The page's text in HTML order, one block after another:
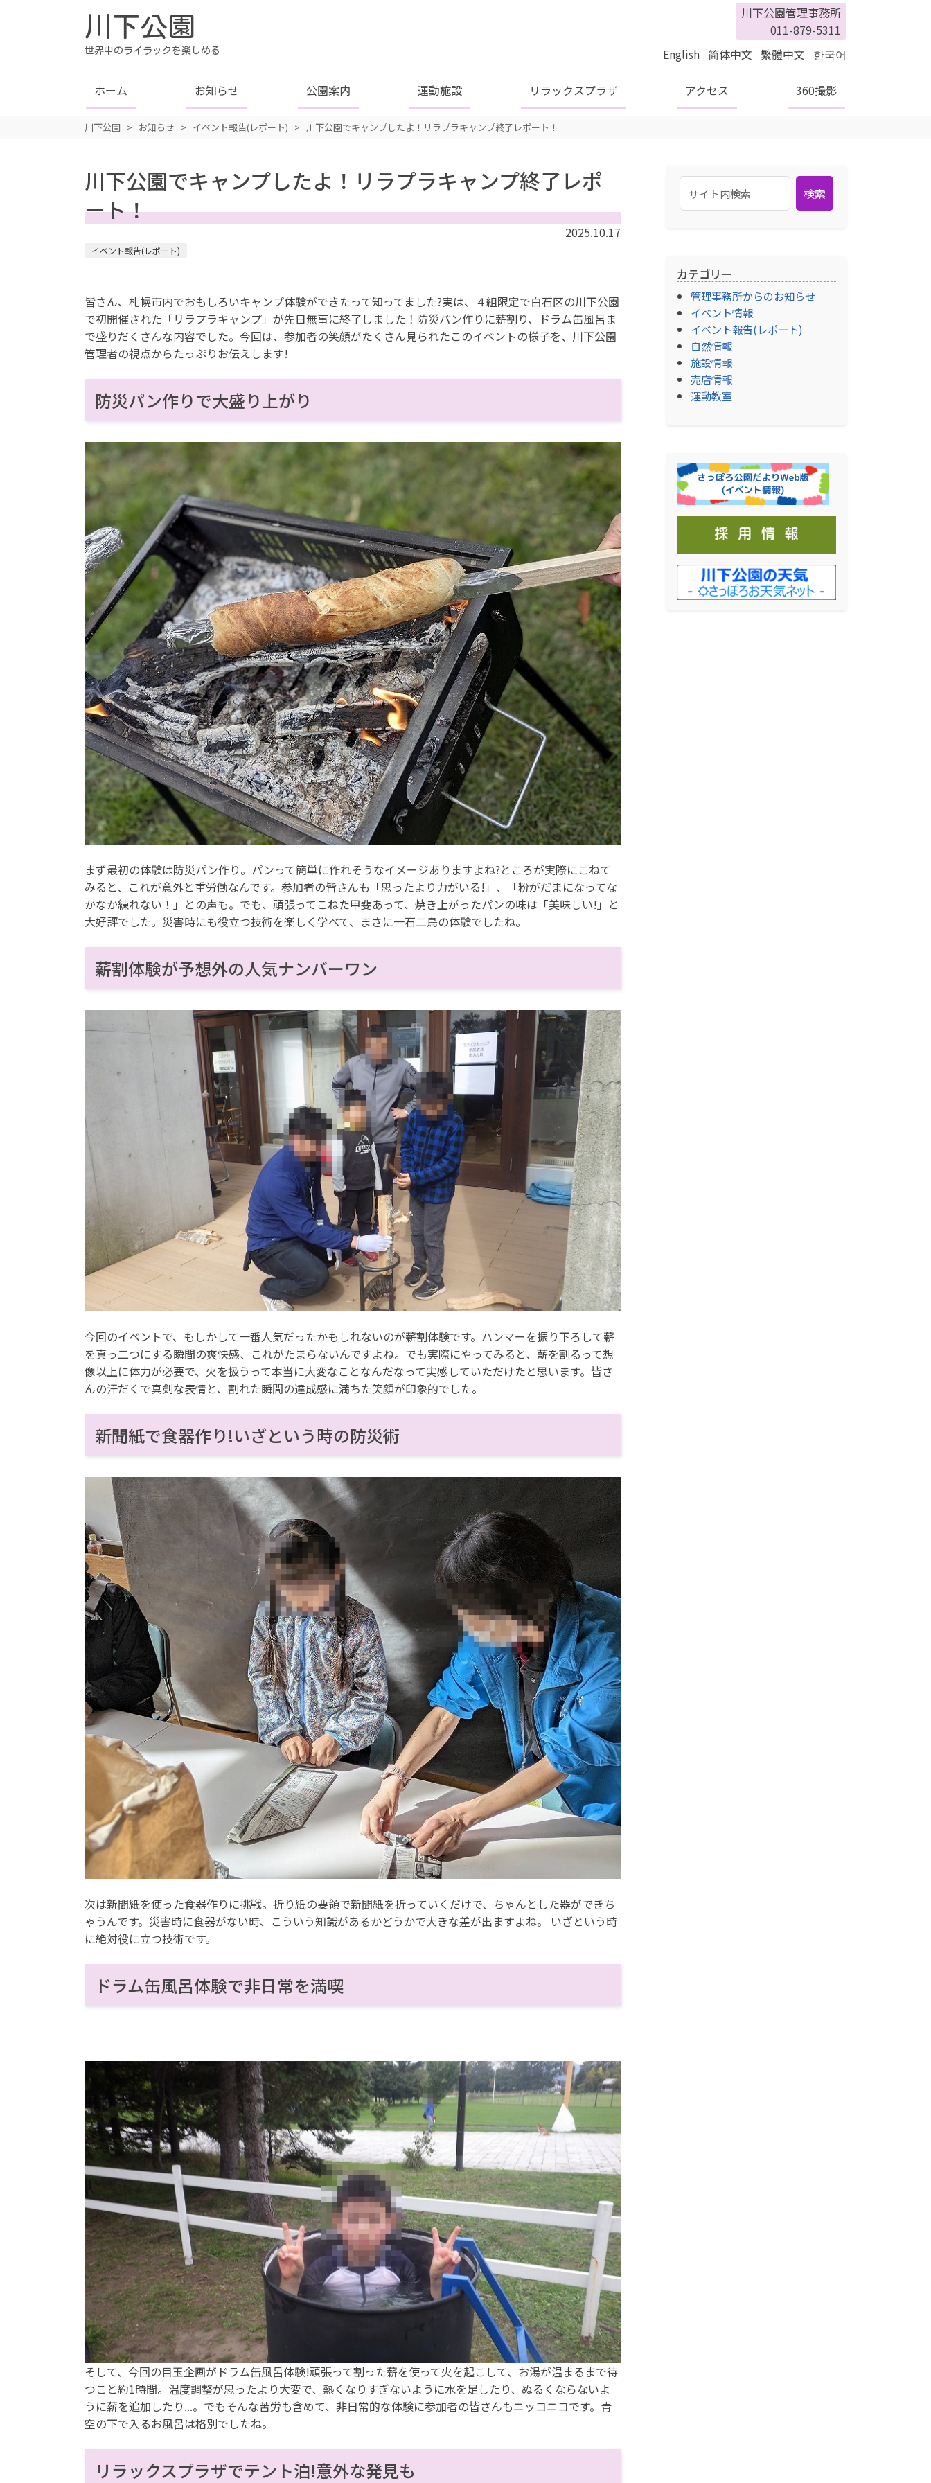
川下公園
世界中のライラックを楽しめる
川下公園管理事務所
011-879-5311
English 简体中文 繁體中文 한국어
ホーム お知らせ 公園案内 運動施設 リラックスプラザ アクセス 360撮影
川下公園 > お知らせ > イベント報告(レポート) > 川下公園でキャンプしたよ！リラプラキャンプ終了レポート！
川下公園でキャンプしたよ！リラプラキャンプ終了レポ
ート！
2025.10.17
イベント報告(レポート)
皆さん、札幌市内でおもしろいキャンプ体験ができたって知ってました?実は、４組限定で白石区の川下公園
で初開催された「リラプラキャンプ」が先日無事に終了しました！防災パン作りに薪割り、ドラム缶風呂ま
で盛りだくさんな内容でした。今回は、参加者の笑顔がたくさん見られたこのイベントの様子を、川下公園
管理者の視点からたっぷりお伝えします!
防災パン作りで大盛り上がり
まず最初の体験は防災パン作り。パンって簡単に作れそうなイメージありますよね?ところが実際にこねて
みると、これが意外と重労働なんです。参加者の皆さんも「思ったより力がいる!」、「粉がだまになってな
かなか練れない！」との声も。でも、頑張ってこねた甲斐あって、焼き上がったパンの味は「美味しい!」と
大好評でした。災害時にも役立つ技術を楽しく学べて、まさに一石二鳥の体験でしたね。
薪割体験が予想外の人気ナンバーワン
今回のイベントで、もしかして一番人気だったかもしれないのが薪割体験です。ハンマーを振り下ろして薪
を真っ二つにする瞬間の爽快感、これがたまらないんですよね。でも実際にやってみると、薪を割るって想
像以上に体力が必要で、火を扱うって本当に大変なことなんだなって実感していただけたと思います。皆さ
んの汗だくで真剣な表情と、割れた瞬間の達成感に満ちた笑顔が印象的でした。
新聞紙で食器作り!いざという時の防災術
次は新聞紙を使った食器作りに挑戦。折り紙の要領で新聞紙を折っていくだけで、ちゃんとした器ができち
ゃうんです。災害時に食器がない時、こういう知識があるかどうかで大きな差が出ますよね。 いざという時
に絶対役に立つ技術です。
ドラム缶風呂体験で非日常を満喫
そして、今回の目玉企画がドラム缶風呂体験!頑張って割った薪を使って火を起こして、お湯が温まるまで待
つこと約1時間。温度調整が思ったより大変で、熱くなりすぎないように水を足したり、ぬるくならないよ
うに薪を追加したり...。でもそんな苦労も含めて、非日常的な体験に参加者の皆さんもニッコニコです。青
空の下で入るお風呂は格別でしたね。
リラックスプラザでテント泊!意外な発見も
検索
カテゴリー
管理事務所からのお知らせ
イベント情報
イベント報告(レポート)
自然情報
施設情報
売店情報
運動教室